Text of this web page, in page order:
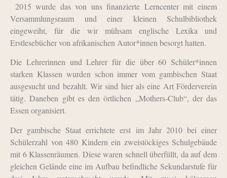
2015 wurde das von uns finanzierte Lerncenter mit einem
Versammlungsraum und einer kleinen Schulbibliothek
eingeweiht, für die wir mühsam englische Lexika und
Erstlesebücher von afrikanischen Autor*innen besorgt hatten.
Die Lehrerinnen und Lehrer für die über 60 Schüler*innen
starken Klassen wurden schon immer vom gambischen Staat
ausgesucht und bezahlt. Wir sind hier als eine Art Förderverein
tätig. Daneben gibt es den örtlichen „Mothers-Club“, der das
Essen organisiert.
Der gambische Staat errichtete erst im Jahr 2010 bei einer
Schülerzahl von 480 Kindern ein zweistöckiges Schulgebäude
mit 6 Klassenräumen. Diese waren schnell überfüllt, da auf dem
gleichen Gelände eine im Aufbau befindliche Sekundarstufe für